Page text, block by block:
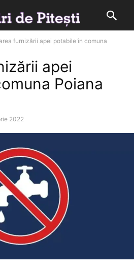
furnizării apei potabile în comuna
apei
Poiana
2022